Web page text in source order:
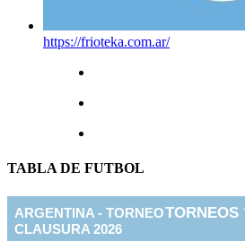
https://frioteka.com.ar/
TABLA DE FUTBOL